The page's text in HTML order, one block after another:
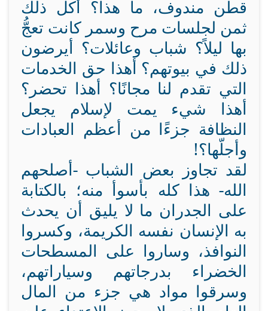
قطن مندوف، ما هذا؟ أكل ذلك
ثمن لجلسات مرح وسمر كانت تعجُّ
بها ليلاً؟ شباب وعائلات؟ أيرضون
ذلك في بيوتهم؟ أهذا حق الخدمات
التي تقدم لنا مجانًا؟ أهذا تحضر؟
أهذا شيء يمت لإسلام يجعل
النظافة جزءًا من أعظم العبادات
وأجلّها؟!
لقد تجاوز بعض الشباب -أصلحهم
الله- هذا كله بأسوأ منه؛ بالكتابة
على الجدران ما لا يليق أن يحدث
به الإنسان نفسه الكريمة، وكسروا
النوافذ، وساروا على المسطحات
الخضراء بدرجاتهم وسياراتهم،
وسرقوا مواد هي جزء من المال